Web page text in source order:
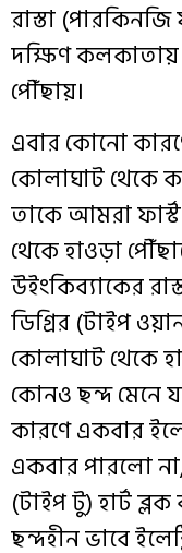
রাস্তা(পারকিনজি
দক্ষিণকলকাতায়
পৌঁছায়।
এবারকোনো
কোলাঘাটথেকে
তাকেআমরাফার্স্ট
থেকেহাওড়া
উইংকিব্যাকের
ডিগ্রির(টাইপ
কোলাঘাটথেকে
কোনওছন্দমেনে
কারণেএকবার
একবারপারলোনা
(টাইপটু)হার্টব্লক
ছন্দহীনভাবে